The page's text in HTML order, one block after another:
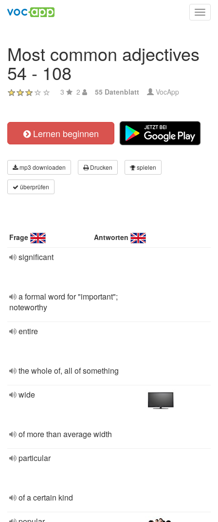
Most common adjectives
54 - 108
3 2 55 Datenblatt VocApp
Lernen beginnen
mp3 downloaden Drucken spielen
überprüfen
Frage Antworten
significant
a formal word for "important";
noteworthy
entire
the whole of, all of something
wide
of more than average width
particular
of a certain kind